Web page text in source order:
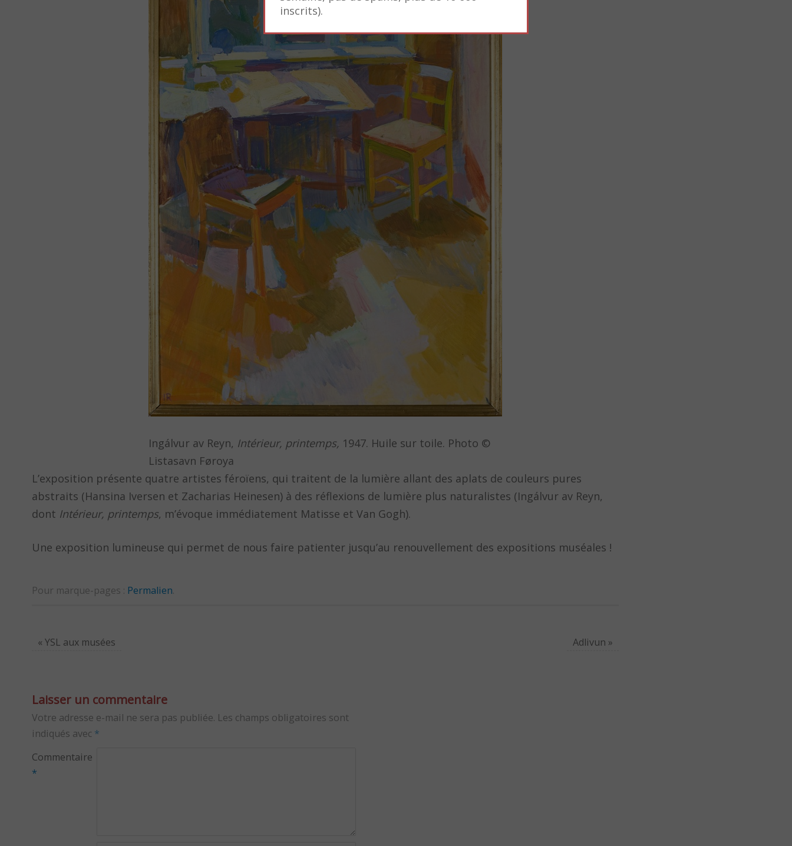
Ingálvur av Reyn, Intérieur, printemps, 1947. Huile sur toile. Photo ©
Listasavn Føroya
L’exposition présente quatre artistes féroïens, qui traitent de la lumière allant des aplats de couleurs pures
abstraits (Hansina Iversen et Zacharias Heinesen) à des réflexions de lumière plus naturalistes (Ingálvur av Reyn,
dont Intérieur, printemps, m’évoque immédiatement Matisse et Van Gogh).
Une exposition lumineuse qui permet de nous faire patienter jusqu’au renouvellement des expositions muséales !
Pour marque-pages : Permalien.
« YSL aux musées Adlivun »
Laisser un commentaire
Votre adresse e-mail ne sera pas publiée. Les champs obligatoires sont
indiqués avec *
Commentaire
*
inscrits).